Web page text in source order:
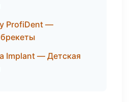
ProfiDent —
Implant — Детская